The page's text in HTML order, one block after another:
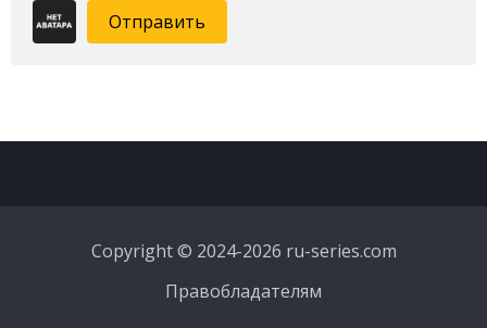
Отправить
Copyright © 2024-2026 ru-series.com
Правобладателям